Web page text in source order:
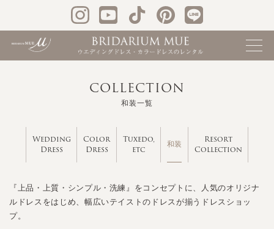
COLLECTION
和装一覧
Wedding
Dress
Color
Dress
Tuxedo,
etc
和装
Resort
Collection
『上品・上質・シンプル・洗練』をコンセプトに、人気のオリジナ
ルドレスをはじめ、幅広いテイストのドレスが揃うドレスショッ
プ。